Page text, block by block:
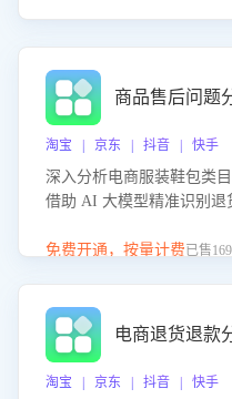
商品售后问题
淘宝 | 京东 | 抖音 | 快手
深入分析电商服装鞋包类
借助 AI 大模型精准识别退
议，助力商家优化产品或
免费开通，按量计费已售
电商退货退款
淘宝 | 京东 | 抖音 | 快手